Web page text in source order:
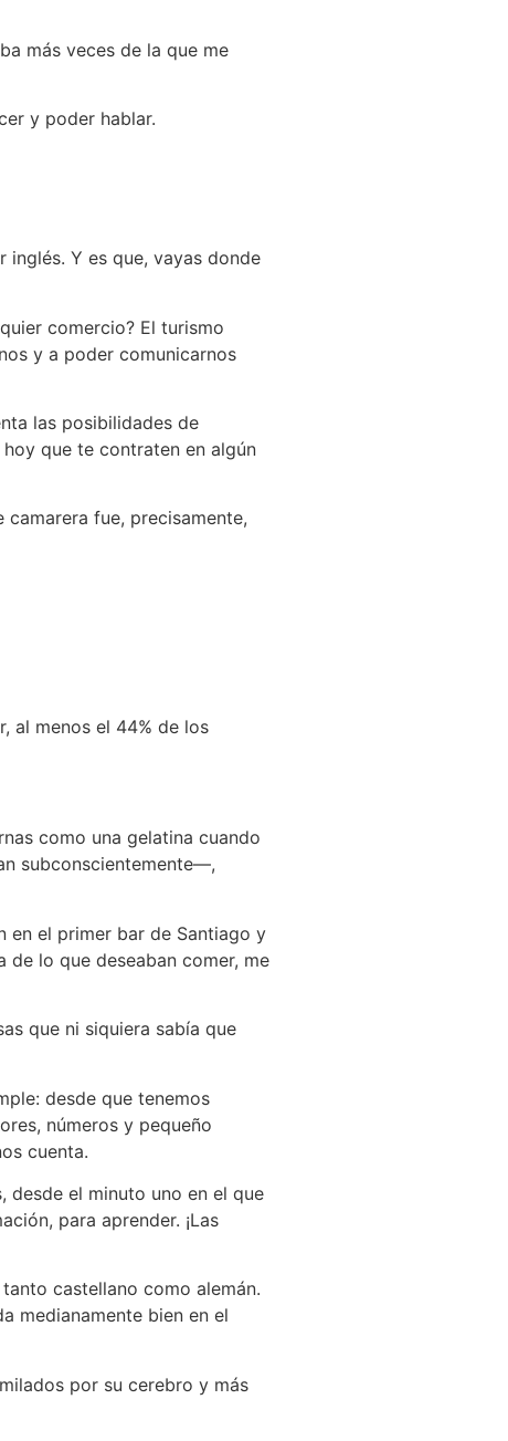
más veces de la que me
y poder hablar.
Y es que, vayas donde
comercio? El turismo
y a poder comunicarnos
las posibilidades de
que te contraten en algún
fue, precisamente,
al menos el 44% de los
como una gelatina cuando
subconscientemente—,
en el primer bar de Santiago y
lo que deseaban comer, me
que ni siquiera sabía que
desde que tenemos
números y pequeño
cuenta.
desde el minuto uno en el que
para aprender. ¡Las
castellano como alemán.
medianamente bien en el
por su cerebro y más